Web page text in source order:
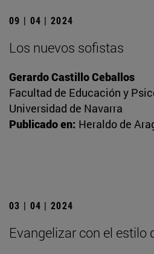
09 | 04 | 2024
Los nuevos sofistas
Gerardo Castillo Ceballos
Facultad de Educación y
Universidad de Navarra
Publicado en: Heraldo de
03 | 04 | 2024
Evangelizar con el estilo